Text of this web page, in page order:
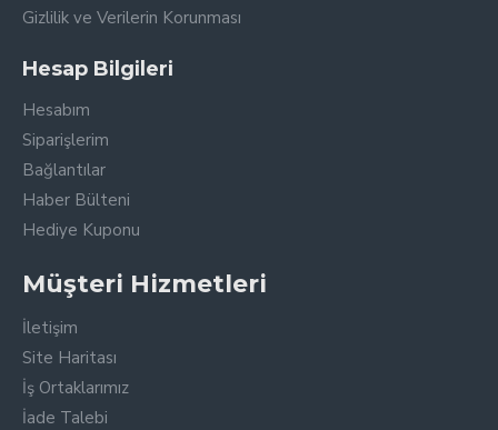
Gizlilik ve Verilerin Korunması
Hesap Bilgileri
Hesabım
Siparişlerim
Bağlantılar
Haber Bülteni
Hediye Kuponu
Müşteri Hizmetleri
İletişim
Site Haritası
İş Ortaklarımız
İade Talebi